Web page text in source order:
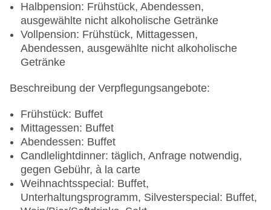
Halbpension: Frühstück, Abendessen,
ausgewählte nicht alkoholische Getränke
Vollpension: Frühstück, Mittagessen,
Abendessen, ausgewählte nicht alkoholische
Getränke
Beschreibung der Verpflegungsangebote:
Frühstück: Buffet
Mittagessen: Buffet
Abendessen: Buffet
Candlelightdinner: täglich, Anfrage notwendig,
gegen Gebühr, à la carte
Weihnachtsspecial: Buffet,
Unterhaltungsprogramm, Silvesterspecial: Buffet,